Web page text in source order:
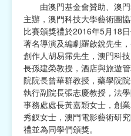
慈善中介及志願活動推廣
公民社團及同鄉會
國際
其他
由澳門基金會贊助、澳門
主辦，澳門科技大學藝術團
比賽頒獎禮於2016年5月18
著名導演及編劇羅啟銳先生
創作人胡易霈先生，澳門科
長孫建榮教授，酒店與旅遊
院院長曾華群教授，藥學院
執行副院長張志慶教授，法
事務處處長黃嘉穎女士，創
秀釵女士，澳門電影藝術研
禮並為同學們頒獎。